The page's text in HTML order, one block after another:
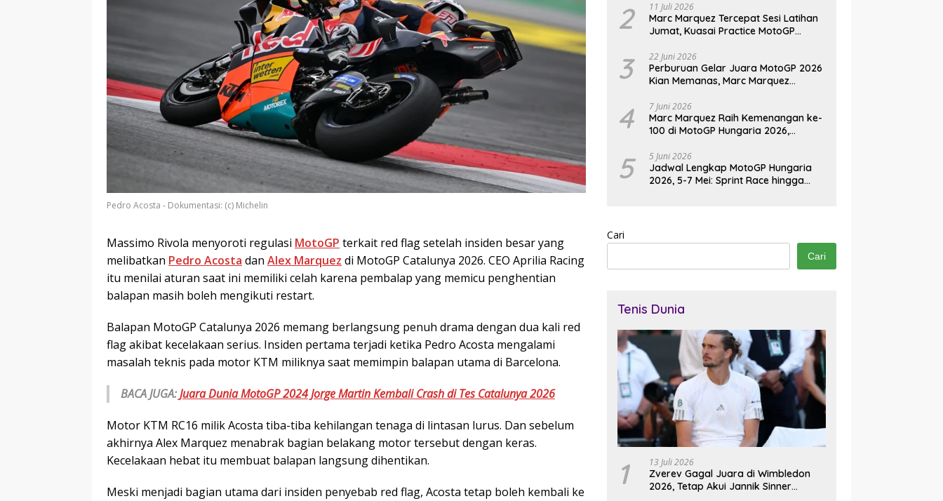
Pedro Acosta - Dokumentasi: (c) Michelin
Massimo Rivola menyoroti regulasi MotoGP terkait red flag setelah insiden besar yang
melibatkan Pedro Acosta dan Alex Marquez di MotoGP Catalunya 2026. CEO Aprilia Racing
itu menilai aturan saat ini memiliki celah karena pembalap yang memicu penghentian
balapan masih boleh mengikuti restart.
Balapan MotoGP Catalunya 2026 memang berlangsung penuh drama dengan dua kali red
flag akibat kecelakaan serius. Insiden pertama terjadi ketika Pedro Acosta mengalami
masalah teknis pada motor KTM miliknya saat memimpin balapan utama di Barcelona.
BACA JUGA:Juara Dunia MotoGP 2024 Jorge Martin Kembali Crash di Tes Catalunya 2026
Motor KTM RC16 milik Acosta tiba-tiba kehilangan tenaga di lintasan lurus. Dan sebelum
akhirnya Alex Marquez menabrak bagian belakang motor tersebut dengan keras.
Kecelakaan hebat itu membuat balapan langsung dihentikan.
Meski menjadi bagian utama dari insiden penyebab red flag, Acosta tetap boleh kembali ke
2 11 Juli 2026
Marc Marquez Tercepat Sesi Latihan
Jumat, Kuasai Practice MotoGP
3 22 Juni 2026
Perburuan Gelar Juara MotoGP 2026
Kian Memanas, Marc Marquez
4 7 Juni 2026
Marc Marquez Raih Kemenangan ke-
100 di MotoGP Hungaria 2026,
5 5 Juni 2026
Jadwal Lengkap MotoGP Hungaria
2026, 5-7 Mei: Sprint Race hingga
Cari
Cari
Tenis Dunia
1 13 Juli 2026
Zverev Gagal Juara di Wimbledon
2026, Tetap Akui Jannik Sinner